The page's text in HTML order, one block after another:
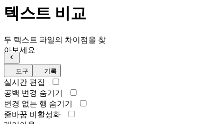
텍스트 비교
두 텍스트 파일의 차이점을 찾
아보세요
도구 기록
실시간 편집
공백 변경 숨기기
변경 없는 행 숨기기
줄바꿈 비활성화